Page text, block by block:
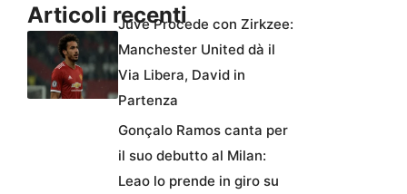
Articoli recentiJuve Procede con Zirkzee:
Manchester United dà il
Via Libera, David in
Partenza
Gonçalo Ramos canta per
il suo debutto al Milan:
Leao lo prende in giro su